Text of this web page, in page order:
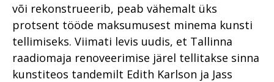
või rekonstrueerib, peab vähemalt üks
protsent tööde maksumusest minema kunsti
tellimiseks. Viimati levis uudis, et Tallinna
raadiomaja renoveerimise järel tellitakse sinna
kunstiteos tandemilt Edith Karlson ja Jass